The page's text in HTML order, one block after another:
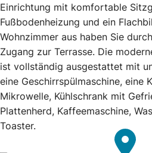
Einrichtung mit komfortable
Fußbodenheizung und ein
Wohnzimmer aus haben Sie
Zugang zur Terrasse. Die
ist vollständig ausgestattet mit
eine Geschirrspülmaschine, eine
Mikrowelle, Kühlschrank mit
Plattenherd, Kaffeemaschine,
Toaster.